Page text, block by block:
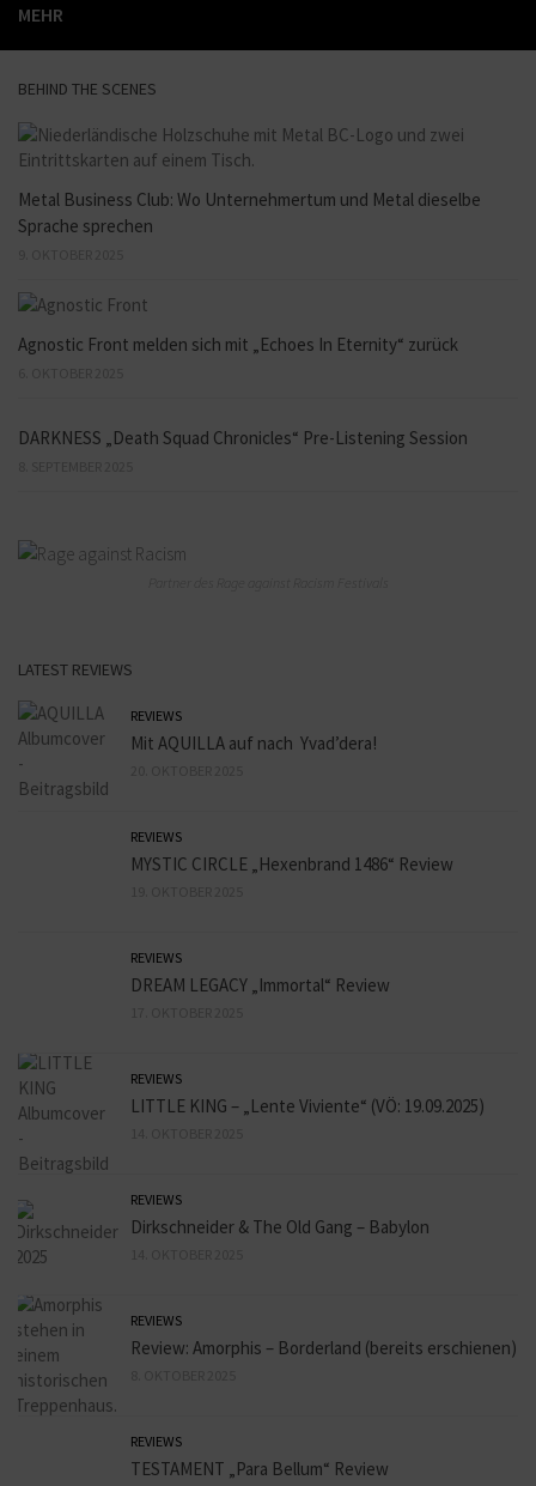
MEHR
BEHIND THE SCENES
Metal Business Club: Wo Unternehmertum und Metal dieselbe
Sprache sprechen
Agnostic Front melden sich mit „Echoes In Eternity“ zurück
DARKNESS „Death Squad Chronicles“ Pre-Listening Session
LATEST REVIEWS
REVIEWS
Mit AQUILLA auf nach Yvad’dera!
REVIEWS
MYSTIC CIRCLE „Hexenbrand 1486“ Review
REVIEWS
DREAM LEGACY „Immortal“ Review
REVIEWS
LITTLE KING – „Lente Viviente“ (VÖ: 19.09.2025)
REVIEWS
Dirkschneider & The Old Gang – Babylon
REVIEWS
Review: Amorphis – Borderland (bereits erschienen)
REVIEWS
TESTAMENT „Para Bellum“ Review